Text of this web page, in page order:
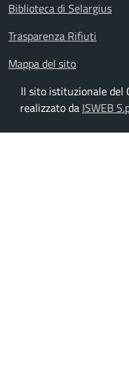
Biblioteca di Selargius
Trasparenza Rifiuti
Mappa del sito
Il sito istituzionale del
realizzato da ISWEB